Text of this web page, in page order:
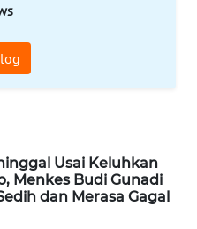
Usai Keluhkan
Menkes Budi Gunadi
dan Merasa Gagal